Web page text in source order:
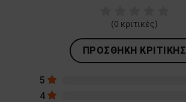
(0 κριτικές)
ΠΡΟΣΘΉΚΗ ΚΡΙΤΙΚΉΣ
5
4